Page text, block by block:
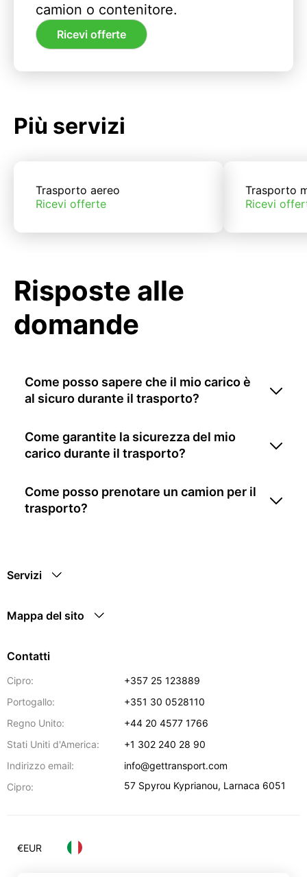
camion o contenitore.
Ricevi offerte
Più servizi
Trasporto aereo
Ricevi offerte
Trasporto
Ricevi
Risposte alle
domande
Come posso sapere che il mio carico è
al sicuro durante il trasporto?
Come garantite la sicurezza del mio
carico durante il trasporto?
Come posso prenotare un camion per il
trasporto?
Servizi
Mappa del sito
Contatti
Cipro:
+357 25 123889
Portogallo:
+351 30 0528110
Regno Unito:
+44 20 4577 1766
Stati Uniti d'America:
+1 302 240 28 90
Indirizzo email:
info@gettransport.com
Cipro:
57 Spyrou Kyprianou, Larnaca 6051
€EUR